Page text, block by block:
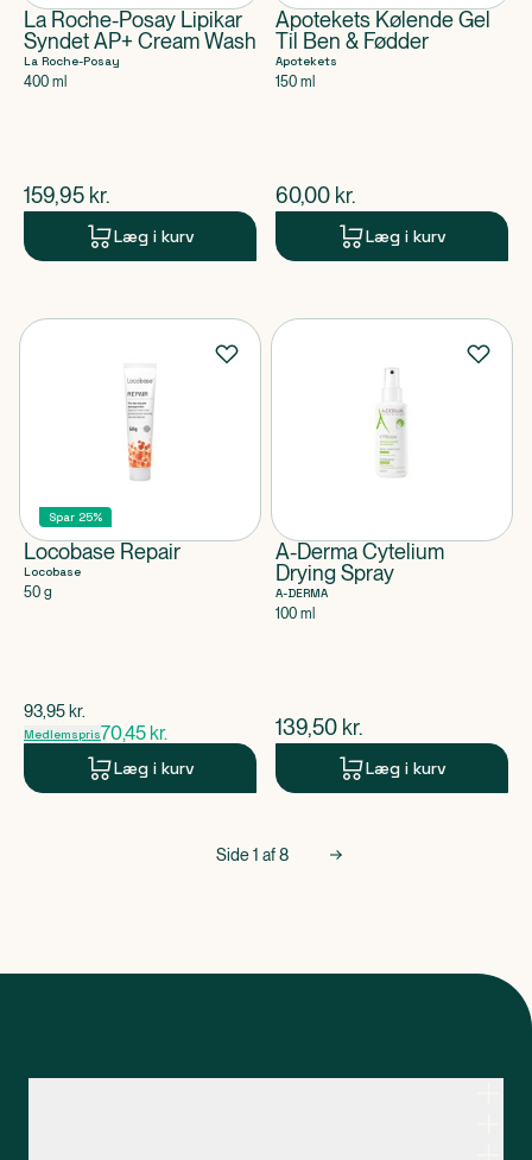
La Roche-Posay Lipikar
Syndet AP+ Cream Wash
La Roche-Posay
400 ml
$nuværende pris
159,95 kr.
Læg i kurv
Apotekets Kølende Gel
Til Ben & Fødder
Apotekets
150 ml
$nuværende pris
60,00 kr.
Læg i kurv
Spar 25%
Locobase Repair
Locobase
50 g
$gammel pris
93,95 kr.
Medlemspris70,45 kr.
Læg i kurv
A-Derma Cytelium
Drying Spray
A-DERMA
100 ml
$nuværende pris
139,50 kr.
Læg i kurv
Side1 af8